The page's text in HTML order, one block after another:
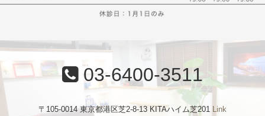
03-6400-3511
〒105-0014 東京都港区芝2-8-13 KITAハイム芝201 Link